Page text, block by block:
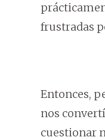
frustradas
Entonces,
nos
cuestionar